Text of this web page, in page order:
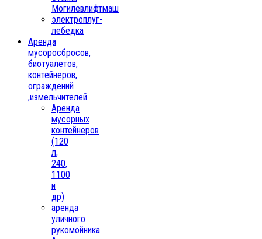
Могилевлифтмаш
электроплуг-
лебедка
Аренда
мусоросбросов,
биотуалетов,
контейнеров,
ограждений
,измельчителей
Аренда
мусорных
контейнеров
(120
л,
240,
1100
и
др)
аренда
уличного
рукомойника